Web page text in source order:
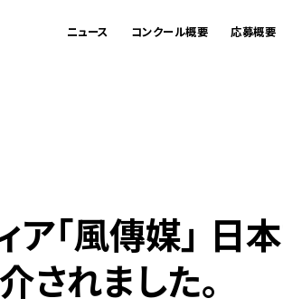
ニュース コンクール概要 応募概要
ア「風傳媒」 日
されました。